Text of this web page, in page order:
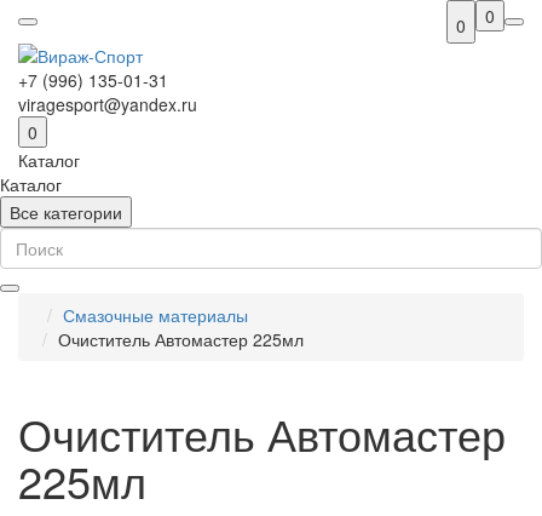
0
0
+7 (996) 135-01-31
viragesport@yandex.ru
0
Каталог
Каталог
Все категории
Смазочные материалы
Очиститель Автомастер 225мл
Очиститель Автомастер
225мл